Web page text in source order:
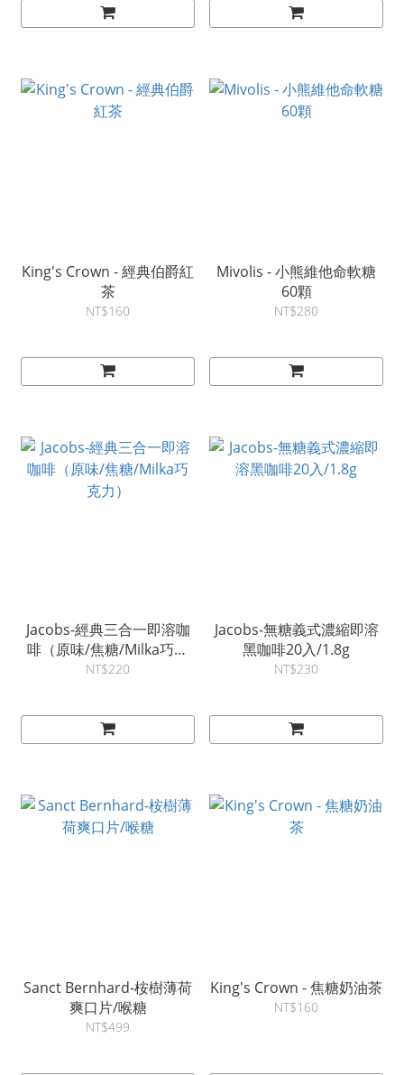
King's Crown - 經典伯爵紅
茶
NT$160
Mivolis - 小熊維他命軟糖
60顆
NT$280
Jacobs-經典三合一即溶咖
啡（原味/焦糖/Milka巧克
力）
NT$220
Jacobs-無糖義式濃縮即溶
黑咖啡20入/1.8g
NT$230
Sanct Bernhard-桉樹薄荷
爽口片/喉糖
NT$499
King's Crown - 焦糖奶油茶
NT$160